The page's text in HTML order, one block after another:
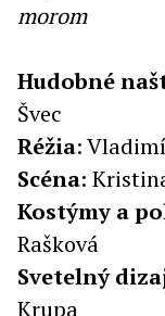
morom
Hudobné
Švec
Réžia:
Scéna:
Kostýmy a
Rašková
Svetelný
Krupa